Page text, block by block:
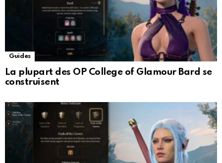
Guides
La plupart des OP College of Glamour Bard se
construisent